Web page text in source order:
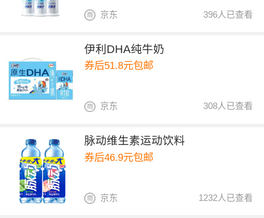
396人已查看
京东
伊利DHA纯牛奶
券后51.8元包邮
308人已查看
京东
脉动维生素运动饮料
券后46.9元包邮
1232人已查看
京东